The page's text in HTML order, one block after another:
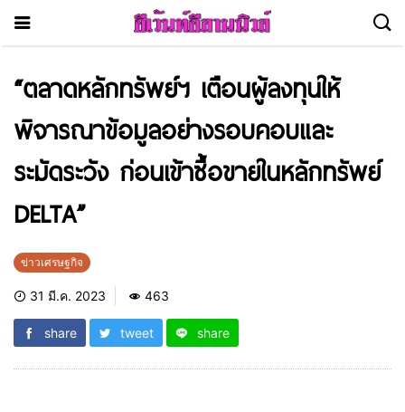
“ตลาดหลักทรัพย์ฯ เตือนผู้ลงทุนให้
พิจารณาข้อมูลอย่างรอบคอบและ
ระมัดระวัง ก่อนเข้าซื้อขายในหลักทรัพย์
DELTA”
ข่าวเศรษฐกิจ
31 มี.ค. 2023 463
share tweet share